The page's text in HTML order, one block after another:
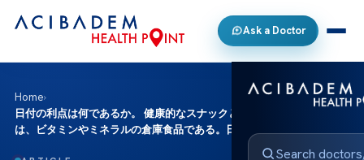
Ask a Doctor
Home›
日付の利点は何であるか。 健康的なスナックと考えられるべきデーツ
は、ビタミンやミネラルの倉庫食品である。日